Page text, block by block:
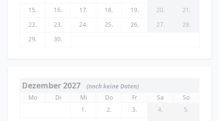
15.
16. 17. 18. 19. 20.
21.
22.
23. 24. 25. 26. 27.
28.
29.
30.
Dezember 2027
(noch keine Daten)
Mo
Di Mi Do Fr Sa
So
1.
2. 3. 4.
5.